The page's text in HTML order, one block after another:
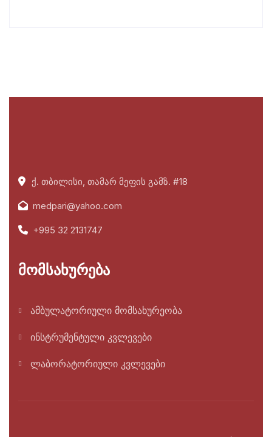
ქ. თბილისი, თამარ მეფის გამზ. #18
medpari@yahoo.com
+995 32 2131747
მომსახურება
ამბულატორიული მომსახურეობა
ინსტრუმენტული კვლევები
ლაბორატორიული კვლევები